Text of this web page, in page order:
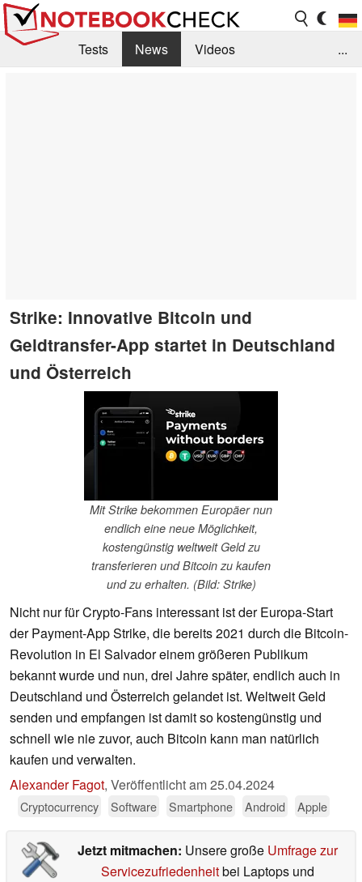
Tests News
Videos
...
Strike: Innovative Bitcoin und
Geldtransfer-App startet in Deutschland
und Österreich
Mit Strike bekommen Europäer nun
endlich eine neue Möglichkeit,
kostengünstig weltweit Geld zu
transferieren und Bitcoin zu kaufen
und zu erhalten. (Bild: Strike)
Nicht nur für Crypto-Fans interessant ist der Europa-Start
der Payment-App Strike, die bereits 2021 durch die Bitcoin-
Revolution in El Salvador einem größeren Publikum
bekannt wurde und nun, drei Jahre später, endlich auch in
Deutschland und Österreich gelandet ist. Weltweit Geld
senden und empfangen ist damit so kostengünstig und
schnell wie nie zuvor, auch Bitcoin kann man natürlich
kaufen und verwalten.
Alexander Fagot, Veröffentlicht am25.04.2024
Cryptocurrency Software Smartphone Android Apple
Jetzt mitmachen: Unsere große Umfrage zur
Servicezufriedenheitbei Laptops und